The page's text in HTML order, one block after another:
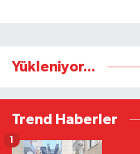
Yükleniyor...
Trend Haberler
1